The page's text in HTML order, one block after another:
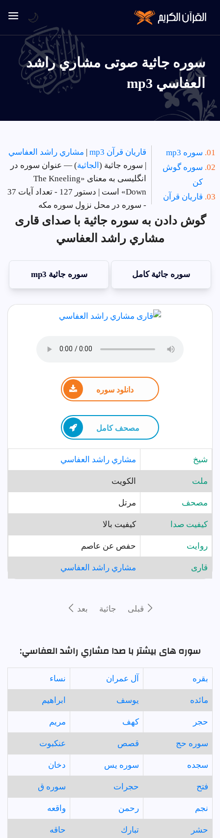
سوره جاثية صوتی مشاري راشد
العفاسي mp3
سوره mp3
سوره گوش
کن
قاریان قرآن
قاریان قرآن mp3 | مشاري راشد العفاسي
| سوره جاثية ( الجاثية) — عنوان سوره در
انگلیسی به معنای «The Kneeling
Down» است | دستور 127 - تعداد آیات 37
- سوره در محل نزول سوره مکه
گوش دادن به سوره جاثية با صدای قاری
مشاري راشد العفاسي
سوره جاثية کامل سوره جاثية mp3
دانلود سوره
مصحف كامل
شيخ مشاري راشد العفاسي
ملت الكويت
مصحف مرتل
کیفیت صدا کیفیت بالا
روايت حفص عن عاصم
قارى مشاري راشد العفاسي
قبلى جاثية بعد
سوره های بیشتر با صدا مشاري راشد العفاسي:
بقره آل عمران نساء
مائده يوسف ابراهيم
حجر كهف مريم
سوره حج قصص عنكبوت
سجده سوره يس دخان
فتح حجرات سوره ق
نجم رحمن واقعه
حشر تبارك حاقه
🌙